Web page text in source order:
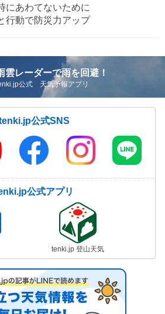
にあわてないために
行動で防災力アップ
雲レーダーで雨を回避！
公式 天気予報アプリ
公式SNS
公式アプリ
tenki.jp 登山天気